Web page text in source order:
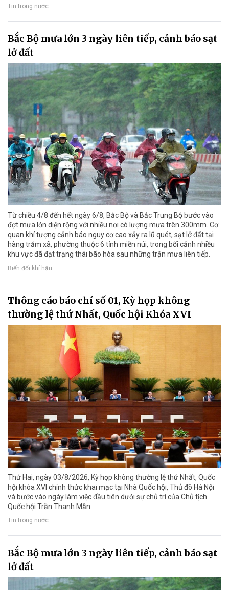
Tin trong nước
Bắc Bộ mưa lớn 3 ngày liên tiếp, cảnh báo sạt
lở đất
Từ chiều 4/8 đến hết ngày 6/8, Bắc Bộ và Bắc Trung Bộ bước vào
đợt mưa lớn diện rộng với nhiều nơi có lượng mưa trên 300mm. Cơ
quan khí tượng cảnh báo nguy cơ cao xảy ra lũ quét, sạt lở đất tại
hàng trăm xã, phường thuộc 6 tỉnh miền núi, trong bối cảnh nhiều
khu vực đã đạt trạng thái bão hòa sau những trận mưa liên tiếp.
Biến đổi khí hậu
Thông cáo báo chí số 01, Kỳ họp không
thường lệ thứ Nhất, Quốc hội Khóa XVI
Thứ Hai, ngày 03/8/2026, Kỳ họp không thường lệ thứ Nhất, Quốc
hội khóa XVI chính thức khai mạc tại Nhà Quốc hội, Thủ đô Hà Nội
và bước vào ngày làm việc đầu tiên dưới sự chủ trì của Chủ tịch
Quốc hội Trần Thanh Mẫn.
Tin trong nước
Bắc Bộ mưa lớn 3 ngày liên tiếp, cảnh báo sạt
lở đất